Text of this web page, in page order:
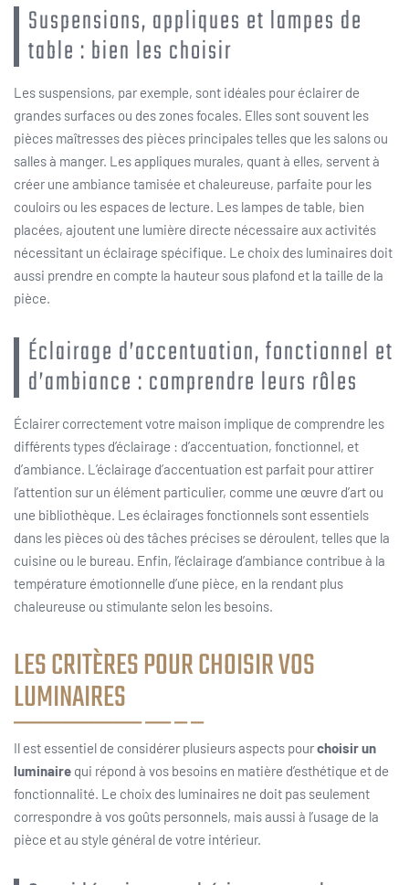
Suspensions, appliques et lampes de
table : bien les choisir
Les suspensions, par exemple, sont idéales pour éclairer de
grandes surfaces ou des zones focales. Elles sont souvent les
pièces maîtresses des pièces principales telles que les salons ou
salles à manger. Les appliques murales, quant à elles, servent à
créer une ambiance tamisée et chaleureuse, parfaite pour les
couloirs ou les espaces de lecture. Les lampes de table, bien
placées, ajoutent une lumière directe nécessaire aux activités
nécessitant un éclairage spécifique. Le choix des luminaires doit
aussi prendre en compte la hauteur sous plafond et la taille de la
pièce.
Éclairage d’accentuation, fonctionnel et
d’ambiance : comprendre leurs rôles
Éclairer correctement votre maison implique de comprendre les
différents types d’éclairage : d’accentuation, fonctionnel, et
d’ambiance. L’éclairage d’accentuation est parfait pour attirer
l’attention sur un élément particulier, comme une œuvre d’art ou
une bibliothèque. Les éclairages fonctionnels sont essentiels
dans les pièces où des tâches précises se déroulent, telles que la
cuisine ou le bureau. Enfin, l’éclairage d’ambiance contribue à la
température émotionnelle d’une pièce, en la rendant plus
chaleureuse ou stimulante selon les besoins.
LES CRITÈRES POUR CHOISIR VOS
LUMINAIRES
Il est essentiel de considérer plusieurs aspects pourchoisir un
luminaire qui répond à vos besoins en matière d’esthétique et de
fonctionnalité. Le choix des luminaires ne doit pas seulement
correspondre à vos goûts personnels, mais aussi à l’usage de la
pièce et au style général de votre intérieur.